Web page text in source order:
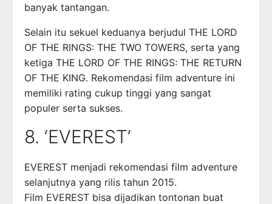
banyak tantangan.
Selain itu sekuel keduanya berjudul THE LORD
OF THE RINGS: THE TWO TOWERS, serta yang
ketiga THE LORD OF THE RINGS: THE RETURN
OF THE KING. Rekomendasi film adventure ini
memiliki rating cukup tinggi yang sangat
populer serta sukses.
8. ‘EVEREST’
EVEREST menjadi rekomendasi film adventure
selanjutnya yang rilis tahun 2015.
Film EVEREST bisa dijadikan tontonan buat